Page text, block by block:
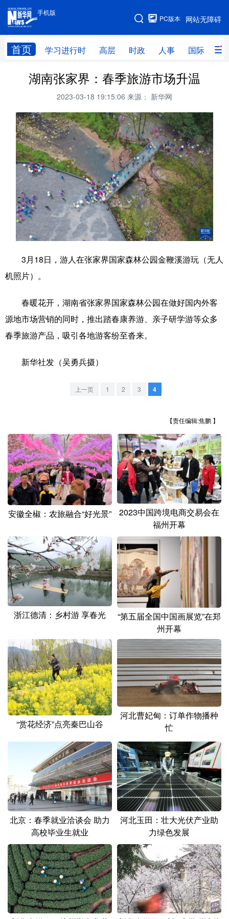
手机版
网站无障碍
PC版本
首页 学习进行时 高层 时政 人事 国际 财
手机版
网站地图
学习进行时 高层 时政 人事
财经 网评
台湾 思客智库 全球连线 教育
科技 科创 量子 体育
文化 书画 健康 军事
访谈 视频 图片 政务
法律 中央文件 金融 汽车
食品 人居 信息化 数字经济
城市
公益 一带一路 亚太网 上市公司
文化产业
江苏
浙江 安徽 福建 江西
山东 河南 湖北 湖南
广东 广西 海南 重庆
四川 贵州 云南 西藏
新疆 内蒙古 黑龙江
多语种频道
English Español Français عربى
Deutsch Português
湖南张家界：春季旅游市场升温
2023-03-18 19:15:06 来源： 新华网
3月18日，游人在张家界国家森林公园金鞭溪游玩（无人
机照片）。
春暖花开，湖南省张家界国家森林公园在做好国内外客
源地市场营销的同时，推出踏春康养游、亲子研学游等众多
春季旅游产品，吸引各地游客纷至沓来。
新华社发（吴勇兵摄）
上一页 1 2 3 4
【责任编辑:焦鹏 】
安徽全椒：农旅融合“好光景”
2023中国跨境电商交易会在
福州开幕
浙江德清：乡村游 享春光
“第五届全国中国画展览”在郑
州开幕
“赏花经济”点亮秦巴山谷
河北曹妃甸：订单作物播种
忙
北京：春季就业洽谈会 助力
高校毕业生就业
河北玉田：壮大光伏产业助
力绿色发展